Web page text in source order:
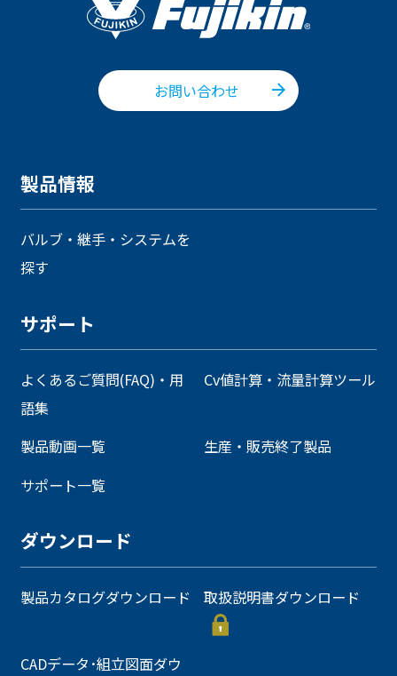
お問い合わせ
製品情報
バルブ・継手・システムを
探す
サポート
よくあるご質問(FAQ)・用
語集
Cv値計算・流量計算ツール
製品動画一覧
生産・販売終了製品
サポート一覧
ダウンロード
製品カタログダウンロード 取扱説明書ダウンロード
CADデータ･組立図面ダウ